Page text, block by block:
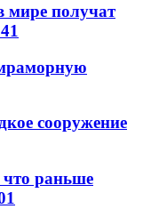
мире получат
сооружение
раньше